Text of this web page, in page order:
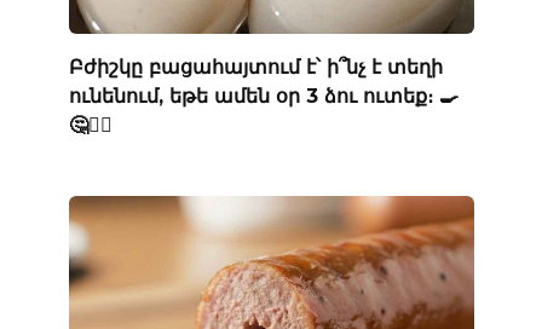
Բժիշկը բացահայտում է՝ ի՞նչ է տեղի
ունենում, եթե ամեն օր 3 ձու ուտեք։ 🍳
🤔👨‍⚕️